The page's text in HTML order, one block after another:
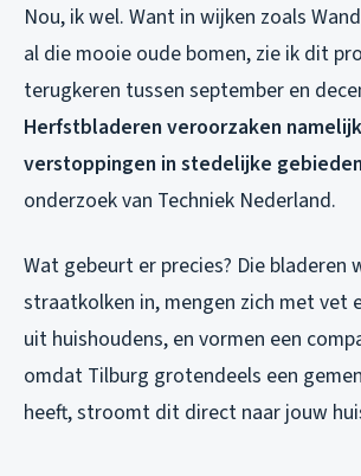
Nou, ik wel. Want in wijken zoals
al die mooie oude bomen, zie ik dit
terugkeren tussen september en
Herfstbladeren veroorzaken
verstoppingen in stedelijke gebieden
onderzoek van Techniek Nederland.
Wat gebeurt er precies? Die bladeren
straatkolken in, mengen zich met vet
uit huishoudens, en vormen een
omdat Tilburg grotendeels een
heeft, stroomt dit direct naar jouw